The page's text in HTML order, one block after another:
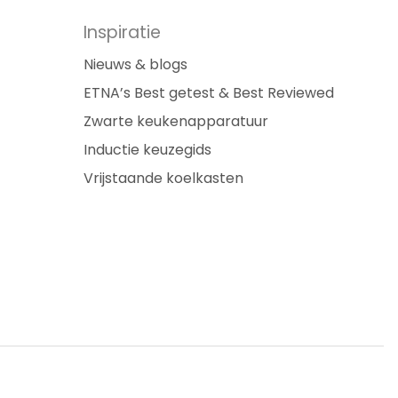
sluit ik mijn inductiekookplaat aan?
werkt mijn inductiekookplaat?
het mogelijk om mijn kookplaat vlak in te
Inspiratie
Nieuws & blogs
ETNA’s Best getest & Best Reviewed
Zwarte keukenapparatuur
Inductie keuzegids
Vrijstaande koelkasten